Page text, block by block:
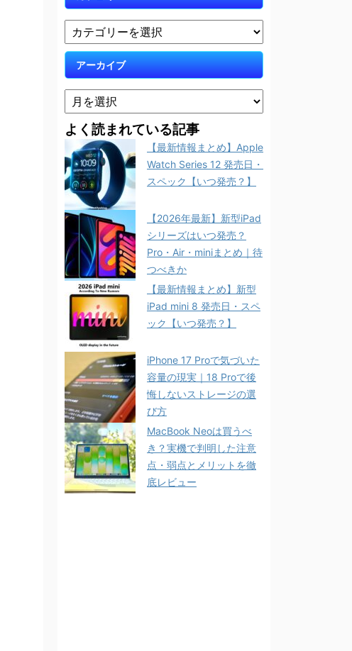
アーカイブ
よく読まれている記事
【最新情報まとめ】Apple
Watch Series 12 発売日・
スペック【いつ発売？】
【2026年最新】新型iPad
シリーズはいつ発売？
Pro・Air・miniまとめ｜待
つべきか
【最新情報まとめ】新型
iPad mini 8 発売日・スペ
ック【いつ発売？】
iPhone 17 Proで気づいた
容量の現実｜18 Proで後
悔しないストレージの選
び方
MacBook Neoは買うべ
き？実機で判明した注意
点・弱点とメリットを徹
底レビュー